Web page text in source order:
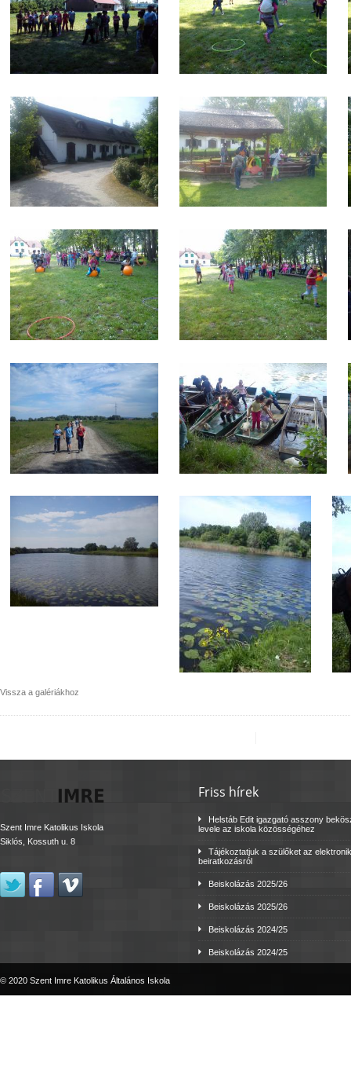
Vissza a galériákhoz
Szent Imre Katolikus Iskola
Siklós, Kossuth u. 8
Friss hírek
Helstáb Edit igazgató asszony
levele az iskola közösségéhez
Tájékoztatjuk a szülőket az
beiratkozásról
Beiskolázás 2025/26
Beiskolázás 2025/26
Beiskolázás 2024/25
Beiskolázás 2024/25
© 2020 Szent Imre Katolikus Általános Iskola